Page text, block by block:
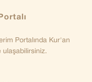
Portalında Kur'an
ulaşabilirsiniz.